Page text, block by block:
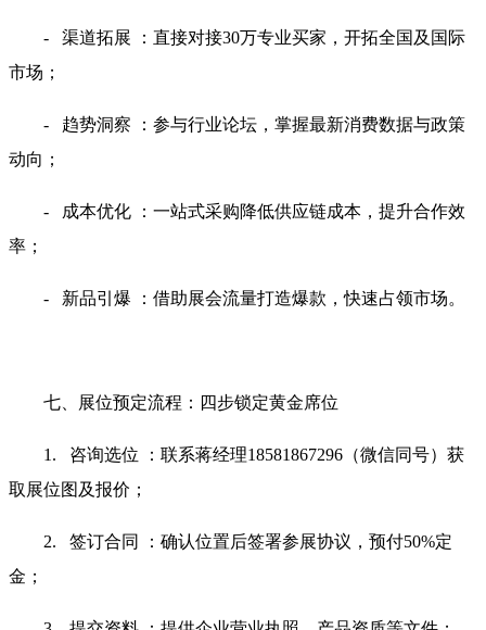
- 渠道拓展 ：直接对接30万专业买家，开拓全国及国际
市场；
- 趋势洞察 ：参与行业论坛，掌握最新消费数据与政策
动向；
- 成本优化 ：一站式采购降低供应链成本，提升合作效
率；
- 新品引爆 ：借助展会流量打造爆款，快速占领市场。
七、展位预定流程：四步锁定黄金席位
1. 咨询选位 ：联系蒋经理18581867296（微信同号）获
取展位图及报价；
2. 签订合同 ：确认位置后签署参展协议，预付50%定
金；